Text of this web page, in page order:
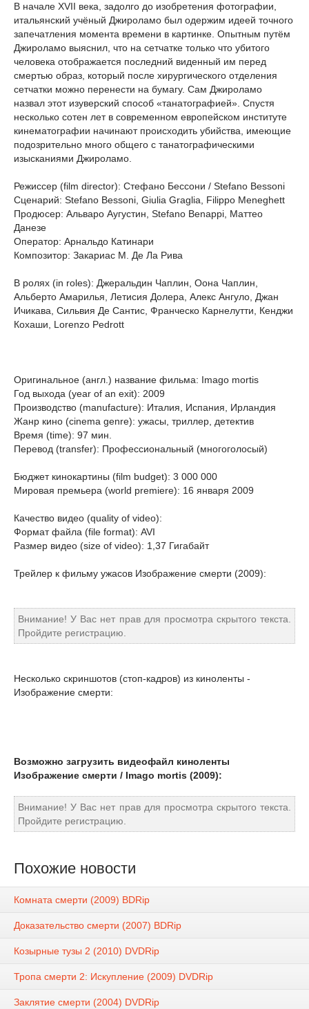
В начале XVII века, задолго до изобретения фотографии,
итальянский учёный Джироламо был одержим идеей точного
запечатления момента времени в картинке. Опытным путём
Джироламо выяснил, что на сетчатке только что убитого
человека отображается последний виденный им перед
смертью образ, который после хирургического отделения
сетчатки можно перенести на бумагу. Сам Джироламо
назвал этот изуверский способ «танатографией». Спустя
несколько сотен лет в современном европейском институте
кинематографии начинают происходить убийства, имеющие
подозрительно много общего с танатографическими
изысканиями Джироламо.
Режиссер (film director): Стефано Бессони / Stefano Bessoni
Сценарий: Stefano Bessoni, Giulia Graglia, Filippo Meneghett
Продюсер: Альваро Аугустин, Stefano Benappi, Маттео
Данезе
Оператор: Арнальдо Катинари
Композитор: Закариас М. Де Ла Рива
В ролях (in roles): Джеральдин Чаплин, Оона Чаплин,
Альберто Амарилья, Летисия Долера, Алекс Ангуло, Джан
Ичикава, Сильвия Де Сантис, Франческо Карнелутти, Кенджи
Кохаши, Lorenzo Pedrott
Оригинальное (англ.) название фильма: Imago mortis
Год выхода (year of an exit): 2009
Производство (manufacture): Италия, Испания, Ирландия
Жанр кино (cinema genre): ужасы, триллер, детектив
Время (time): 97 мин.
Перевод (transfer): Профессиональный (многоголосый)
Бюджет кинокартины (film budget): 3 000 000
Мировая премьера (world premiere): 16 января 2009
Качество видео (quality of video):
Формат файла (file format): AVI
Размер видео (size of video): 1,37 Гигабайт
Трейлер к фильму ужасов Изображение смерти (2009):
Внимание! У Вас нет прав для просмотра скрытого текста.
Пройдите регистрацию.
Несколько скриншотов (стоп-кадров) из киноленты -
Изображение смерти:
Возможно загрузить видеофайл киноленты
Изображение смерти / Imago mortis (2009):
Внимание! У Вас нет прав для просмотра скрытого текста.
Пройдите регистрацию.
Похожие новости
Комната смерти (2009) ВDRір
Доказательство смерти (2007) ВDRір
Козырные тузы 2 (2010) DVDRір
Тропа смерти 2: Искупление (2009) DVDRір
Заклятие смерти (2004) DVDRір